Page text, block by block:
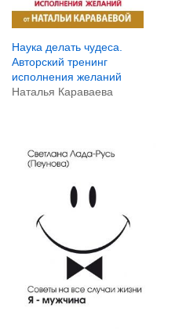
Наука делать чудеса.
Авторский тренинг
исполнения желаний
Наталья Караваева